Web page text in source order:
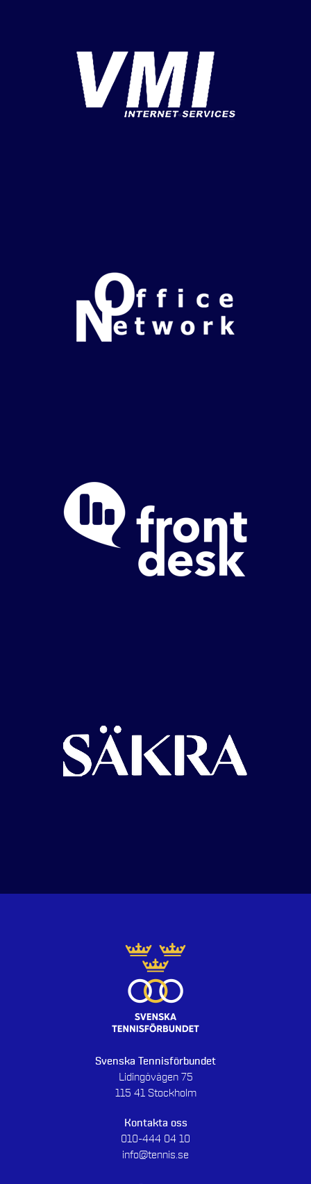
Svenska Tennisförbundet
Lidingövägen 75
115 41 Stockholm
Kontakta oss
010-444 04 10
info@tennis.se